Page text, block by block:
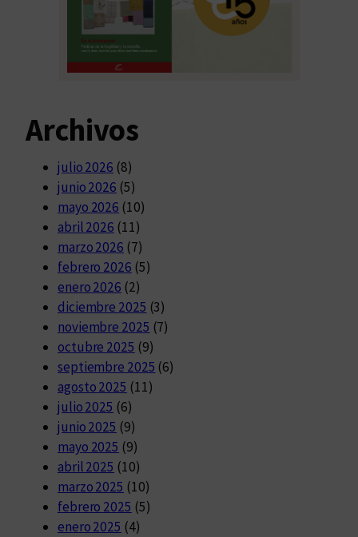
Archivos
julio 2026 (8)
junio 2026 (5)
mayo 2026 (10)
abril 2026 (11)
marzo 2026 (7)
febrero 2026 (5)
enero 2026 (2)
diciembre 2025 (3)
noviembre 2025 (7)
octubre 2025 (9)
septiembre 2025 (6)
agosto 2025 (11)
julio 2025 (6)
junio 2025 (9)
mayo 2025 (9)
abril 2025 (10)
marzo 2025 (10)
febrero 2025 (5)
enero 2025 (4)